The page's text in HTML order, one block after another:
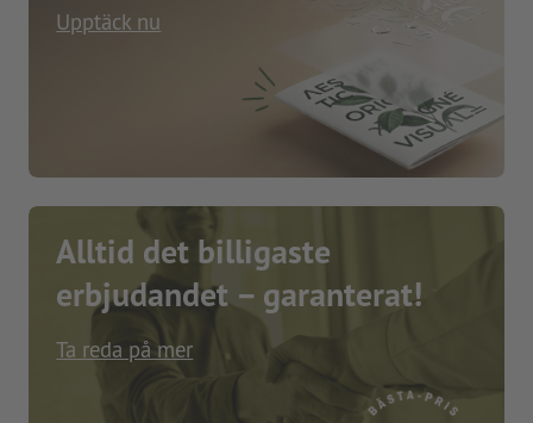
Upptäck nu
Alltid det billigaste
erbjudandet – garanterat!
Ta reda på mer